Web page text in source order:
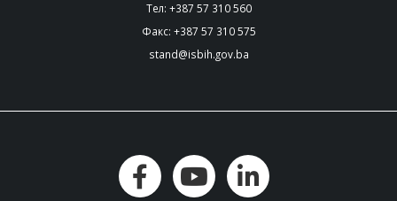
Тел: +387 57 310 560
Факс: +387 57 310 575
stand@isbih.gov.ba